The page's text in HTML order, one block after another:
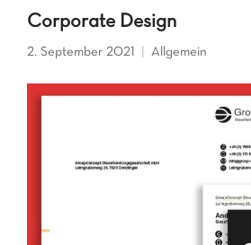
Corporate Design
2. September 2021 Allgemein